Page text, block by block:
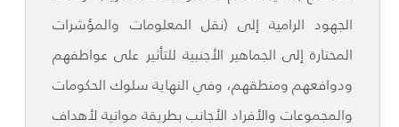
الجهود الرامية إلى (نقل المعلومات والمؤشرات
المختارة إلى الجماهير الأجنبية للتأثير على عواطفهم
ودوافعهم ومنطقهم، وفي النهاية سلوك الحكومات
والمجموعات والأفراد الأجانب بطريقة مواتية لأهداف